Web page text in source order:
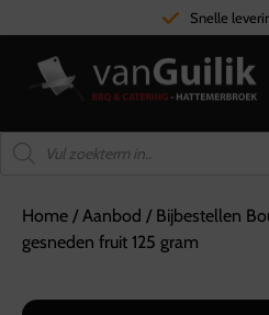
Snelle
Home /Aanbod / Bijbestellen
gesneden fruit 125 gram